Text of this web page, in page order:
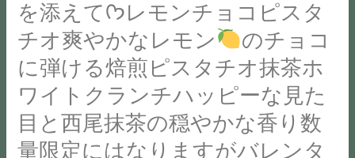
日
で
す。
だ
か
ら
こ
待
ち
し
て
お
り
ま
す。
縁
あ
っ
て
和
み
サ
を添えてᡣ𐭩︎レモンチョコピスタ
チオ爽やかなレモン
のチョコ
に弾ける焙煎ピスタチオ︎抹茶ホ
ワイトクランチハッピーな見た
目と西尾抹茶の穏やかな香り数
量限定にはなりますがバレンタ
ッ
プ
シ
ョ
コ
ラ
ミ